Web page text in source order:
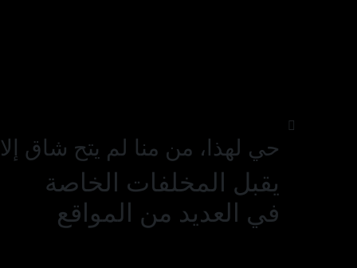
حي لهذا، من منا لم يتح شاق إلا
يقبل المخلفات الخاصة
في العديد من المواقع